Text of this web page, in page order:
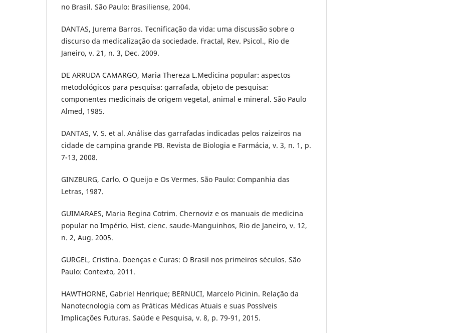
no Brasil. São Paulo: Brasiliense, 2004.
DANTAS, Jurema Barros. Tecnificação da vida: uma discussão sobre o
discurso da medicalização da sociedade. Fractal, Rev. Psicol., Rio de
Janeiro, v. 21, n. 3, Dec. 2009.
DE ARRUDA CAMARGO, Maria Thereza L.Medicina popular: aspectos
metodológicos para pesquisa: garrafada, objeto de pesquisa:
componentes medicinais de origem vegetal, animal e mineral. São Paulo
Almed, 1985.
DANTAS, V. S. et al. Análise das garrafadas indicadas pelos raizeiros na
cidade de campina grande PB. Revista de Biologia e Farmácia, v. 3, n. 1, p.
7-13, 2008.
GINZBURG, Carlo. O Queijo e Os Vermes. São Paulo: Companhia das
Letras, 1987.
GUIMARAES, Maria Regina Cotrim. Chernoviz e os manuais de medicina
popular no Império. Hist. cienc. saude-Manguinhos, Rio de Janeiro, v. 12,
n. 2, Aug. 2005.
GURGEL, Cristina. Doenças e Curas: O Brasil nos primeiros séculos. São
Paulo: Contexto, 2011.
HAWTHORNE, Gabriel Henrique; BERNUCI, Marcelo Picinin. Relação da
Nanotecnologia com as Práticas Médicas Atuais e suas Possíveis
Implicações Futuras. Saúde e Pesquisa, v. 8, p. 79-91, 2015.